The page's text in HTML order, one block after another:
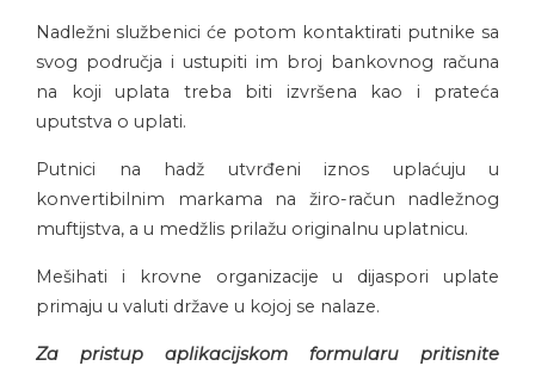
Nadležni službenici će potom kontaktirati putnike sa
svog područja i ustupiti im broj bankovnog računa
na koji uplata treba biti izvršena kao i prateća
uputstva o uplati.
Putnici na hadž utvrđeni iznos uplaćuju u
konvertibilnim markama na žiro-račun nadležnog
muftijstva, a u medžlis prilažu originalnu uplatnicu.
Mešihati i krovne organizacije u dijaspori uplate
primaju u valuti države u kojoj se nalaze.
Za pristup aplikacijskom formularu pritisnite